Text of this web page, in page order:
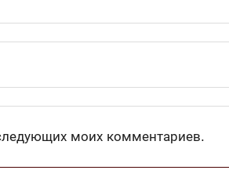
моих комментариев.